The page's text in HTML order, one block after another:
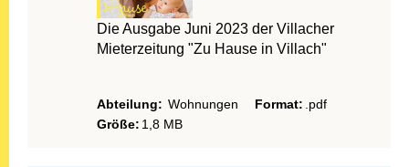
Die Ausgabe Juni 2023 der Villacher
Mieterzeitung "Zu Hause in Villach"
Abteilung: Wohnungen Format: .pdf
Größe: 1,8 MB